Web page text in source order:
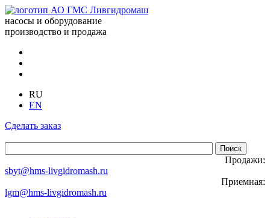
насосы и оборудование
производство и продажа
RU
EN
Сделать заказ
Продажи:
sbyt@hms-livgidromash.ru
Приемная:
lgm@hms-livgidromash.ru